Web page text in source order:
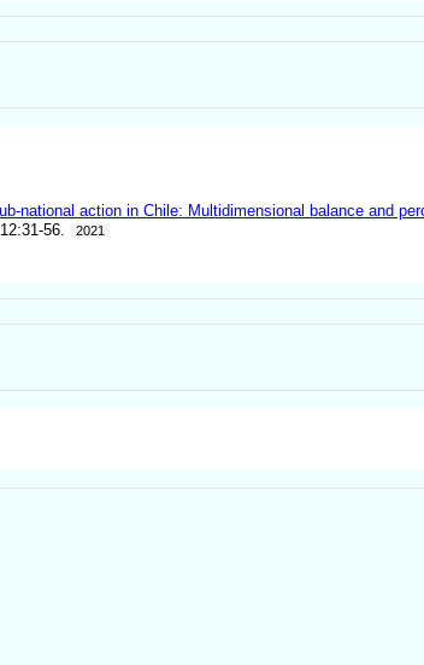
national action in Chile: Multidimensional balance and
12:31-56. 2021